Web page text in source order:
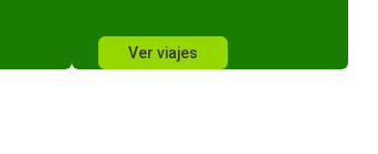
Ver viajes